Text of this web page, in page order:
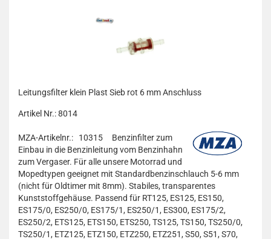
Leitungsfilter klein Plast Sieb rot 6 mm Anschluss
Artikel Nr.: 8014
MZA-Artikelnr.: 10315
Benzinfilter zum
Einbau in die Benzinleitung vom Benzinhahn
zum Vergaser. Für alle unsere Motorrad und
Mopedtypen geeignet mit Standardbenzinschlauch 5-6 mm
(nicht für Oldtimer mit 8mm). Stabiles, transparentes
Kunststoffgehäuse. Passend für RT125, ES125, ES150,
ES175/0, ES250/0, ES175/1, ES250/1, ES300, ES175/2,
ES250/2, ETS125, ETS150, ETS250, TS125, TS150, TS250/0,
TS250/1, ETZ125, ETZ150, ETZ250, ETZ251, S50, S51, S70,